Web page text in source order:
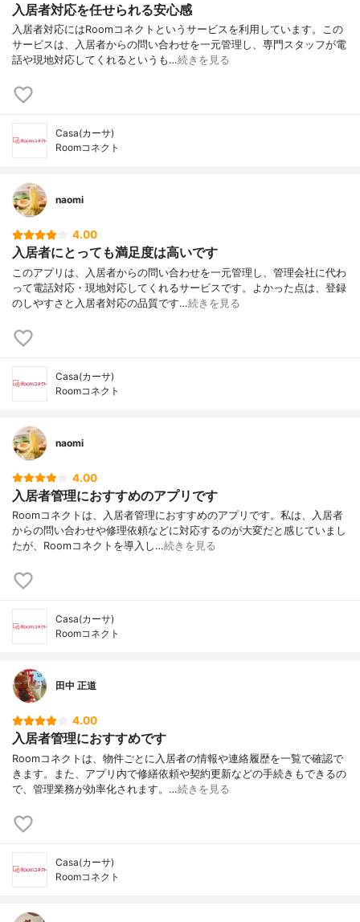
入居者対応を任せられる安心感
入居者対応にはRoomコネクトというサービスを利用しています。この
サービスは、入居者からの問い合わせを一元管理し、専門スタッフが電
話や現地対応してくれるというも…続きを見る
Casa(カーサ)
Roomコネクト
naomi
4.00
入居者にとっても満足度は高いです
このアプリは、入居者からの問い合わせを一元管理し、管理会社に代わ
って電話対応・現地対応してくれるサービスです。よかった点は、登録
のしやすさと入居者対応の品質です…続きを見る
Casa(カーサ)
Roomコネクト
naomi
4.00
入居者管理におすすめのアプリです
Roomコネクトは、入居者管理におすすめのアプリです。私は、入居者
からの問い合わせや修理依頼などに対応するのが大変だと感じていまし
たが、Roomコネクトを導入し…続きを見る
Casa(カーサ)
Roomコネクト
田中 正道
4.00
入居者管理におすすめです
Roomコネクトは、物件ごとに入居者の情報や連絡履歴を一覧で確認で
きます。また、アプリ内で修繕依頼や契約更新などの手続きもできるの
で、管理業務が効率化されます。…続きを見る
Casa(カーサ)
Roomコネクト